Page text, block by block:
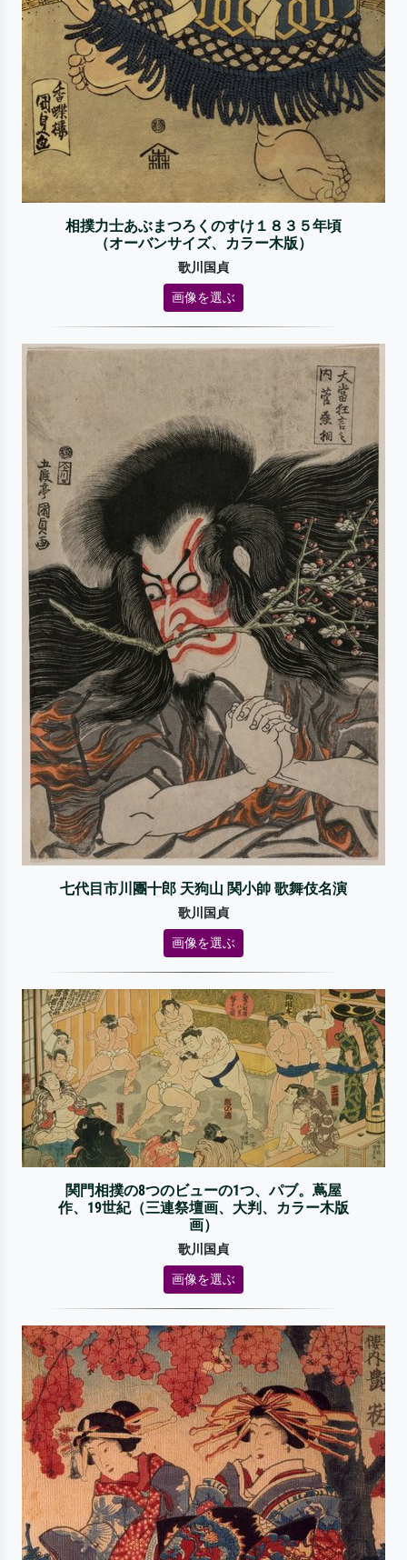
相撲力士あぶまつろくのすけ１８３５年頃
（オーバンサイズ、カラー木版）
歌川国貞
画像を選ぶ
七代目市川團十郎 天狗山 関小帥 歌舞伎名演
歌川国貞
画像を選ぶ
関門相撲の8つのビューの1つ、パブ。蔦屋
作、19世紀（三連祭壇画、大判、カラー木版
画）
歌川国貞
画像を選ぶ